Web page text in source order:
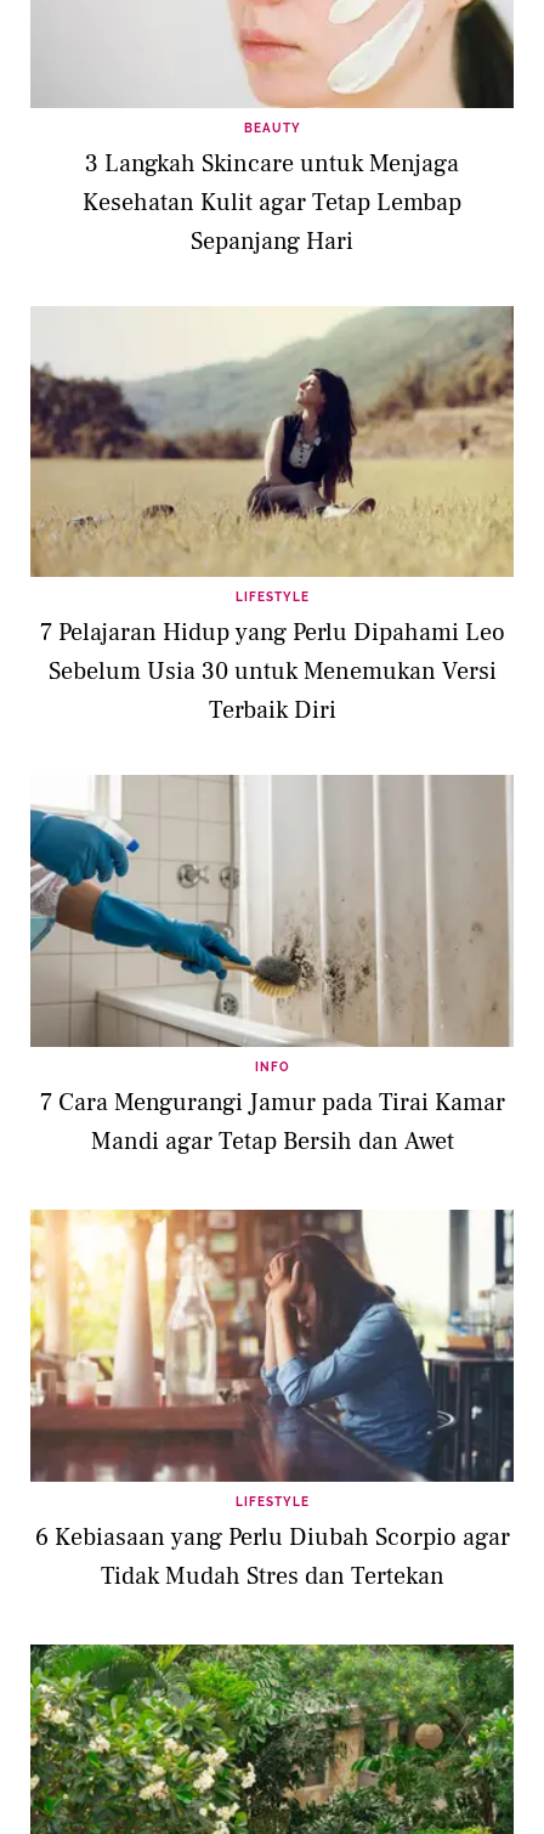
BEAUTY
3 Langkah Skincare untuk Menjaga
Kesehatan Kulit agar Tetap Lembap
Sepanjang Hari
LIFESTYLE
7 Pelajaran Hidup yang Perlu Dipahami Leo
Sebelum Usia 30 untuk Menemukan Versi
Terbaik Diri
INFO
7 Cara Mengurangi Jamur pada Tirai Kamar
Mandi agar Tetap Bersih dan Awet
LIFESTYLE
6 Kebiasaan yang Perlu Diubah Scorpio agar
Tidak Mudah Stres dan Tertekan